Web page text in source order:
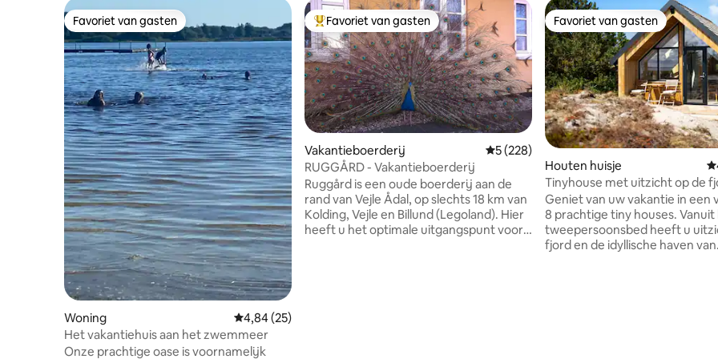
Favoriet van gasten
Favoriet van gasten
Woning Gemiddelde beoordeling van 4,84 op 5, 25 recensies
4,84 (25)
Het vakantiehuis aan het zwemmeer
Onze prachtige oase is voornamelijk
Topfavoriet van gasten
Favoriet van gasten
Vakantieboerderij Gemiddelde beoordeling van 5 op 5, 228
5 (228)
RUGGÅRD - Vakantieboerderij
Ruggård is een oude boerderij aan de
rand van Vejle Ådal, op slechts 18 km van
Kolding, Vejle en Billund (Legoland). Hier
heeft u het optimale uitgangspunt voor
Favoriet van gasten
Favoriet van gasten
Houten huisje
Tinyhouse met uitzicht op de
Geniet van uw vakantie in een
8 prachtige tiny houses. Vanuit het
tweepersoonsbed heeft u
fjord en de idyllische haven van